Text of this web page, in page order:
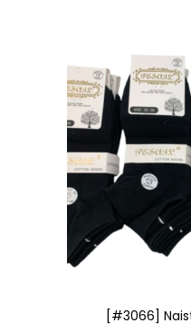
[#3066]